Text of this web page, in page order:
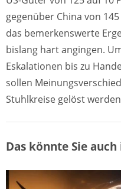
gegenüber China von
das bemerkenswerte
bislang hart angingen.
Eskalationen bis zu
sollen
Stuhlkreise gelöst
Das könnte Sie